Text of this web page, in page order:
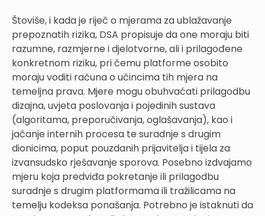
Štoviše, i kada je riječ o mjerama za ublažavanje
prepoznatih rizika, DSA propisuje da one moraju biti
razumne, razmjerne i djelotvorne, ali i prilagođene
konkretnom riziku, pri čemu platforme osobito
moraju voditi računa o učincima tih mjera na
temeljna prava. Mjere mogu obuhvaćati prilagodbu
dizajna, uvjeta poslovanja i pojedinih sustava
(algoritama, preporučivanja, oglašavanja), kao i
jačanje internih procesa te suradnje s drugim
dionicima, poput pouzdanih prijavitelja i tijela za
izvansudsko rješavanje sporova. Posebno izdvajamo
mjeru koja predviđa pokretanje ili prilagodbu
suradnje s drugim platformama ili tražilicama na
temelju kodeksa ponašanja. Potrebno je istaknuti da